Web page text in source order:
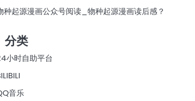
种起源漫画公众号阅读_物种起源漫画读后感？
分类
小时自助平台
音乐